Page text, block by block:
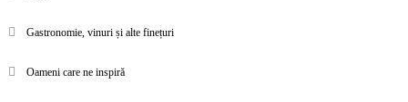
Gastronomie, vinuri și alte finețuri
Oameni care ne inspiră